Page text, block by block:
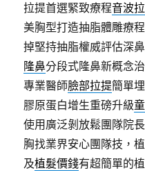
拉提首選緊致療程音波
美胸型打造抽脂體雕療
掉堅持抽脂權威評估深
隆鼻分段式隆鼻新概念
專業醫師臉部拉提簡單
膠原蛋白增生重磅升級
使用廣泛剝放鬆團隊院
胸找業界安心團隊技，
及植髮價錢有超簡單的